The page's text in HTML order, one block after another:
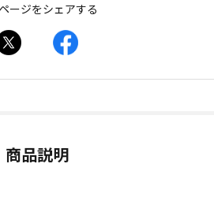
ージをシェアする
商品説明